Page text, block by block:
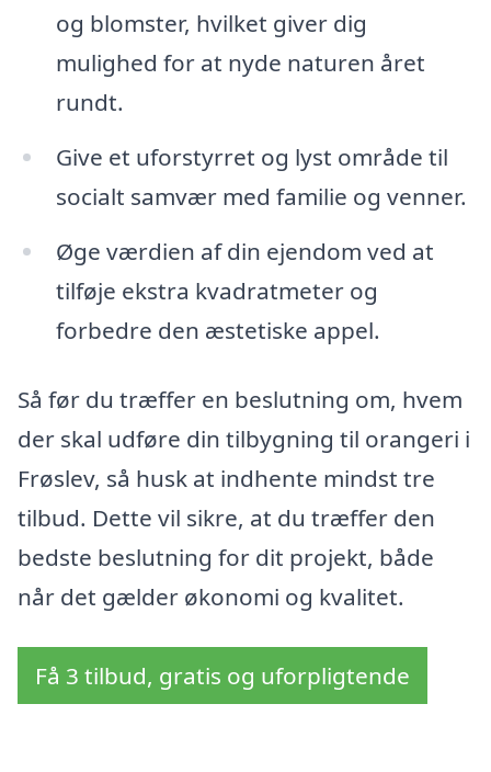
og blomster, hvilket giver dig
mulighed for at nyde naturen året
rundt.
Give et uforstyrret og lyst område til
socialt samvær med familie og venner.
Øge værdien af din ejendom ved at
tilføje ekstra kvadratmeter og
forbedre den æstetiske appel.
Så før du træffer en beslutning om, hvem
der skal udføre din tilbygning til orangeri i
Frøslev, så husk at indhente mindst tre
tilbud. Dette vil sikre, at du træffer den
bedste beslutning for dit projekt, både
når det gælder økonomi og kvalitet.
Få 3 tilbud, gratis og uforpligtende